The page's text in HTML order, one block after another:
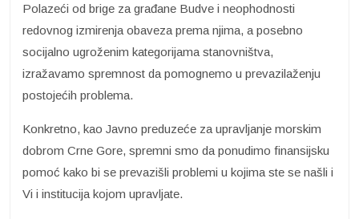
Polazeći od brige za građane Budve i neophodnosti
redovnog izmirenja obaveza prema njima, a posebno
socijalno ugroženim kategorijama stanovništva,
izražavamo spremnost da pomognemo u prevazilaženju
postojećih problema.
Konkretno, kao Javno preduzeće za upravljanje morskim
dobrom Crne Gore, spremni smo da ponudimo finansijsku
pomoć kako bi se prevazišli problemi u kojima ste se našli i
Vi i institucija kojom upravljate.